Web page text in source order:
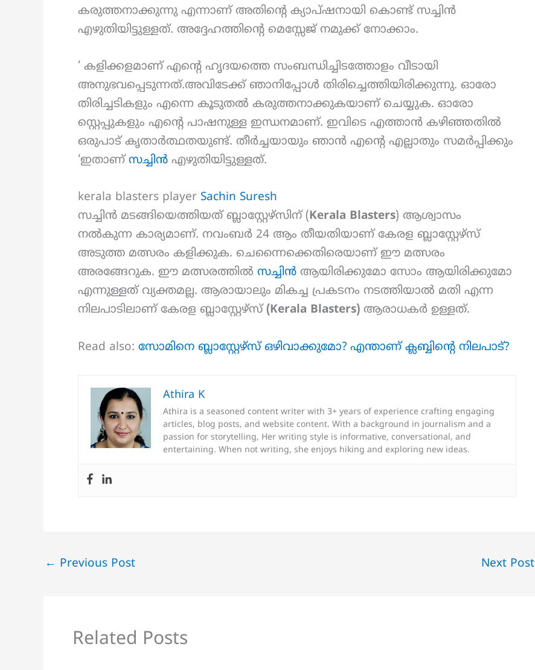
കരുത്തനാക്കുന്നു എന്നാണ് അതിന്റെ ക്യാപ്ഷനായി കൊണ്ട് സച്ചിൻ
എഴുതിയിട്ടുള്ളത്. അദ്ദേഹത്തിന്റെ മെസ്സേജ് നമുക്ക് നോക്കാം.
‘ കളിക്കളമാണ് എന്റെ ഹൃദയത്തെ സംബന്ധിച്ചിടത്തോളം വീടായി
അനുഭവപ്പെടുന്നത്.അവിടേക്ക് ഞാനിപ്പോൾ തിരിച്ചെത്തിയിരിക്കുന്നു. ഓരോ
തിരിച്ചടികളും എന്നെ കൂടുതൽ കരുത്തനാക്കുകയാണ് ചെയ്യുക. ഓരോ
സ്റ്റെപ്പുകളും എന്റെ പാഷനുള്ള ഇന്ധനമാണ്. ഇവിടെ എത്താൻ കഴിഞ്ഞതിൽ
ഒരുപാട് കൃതാർത്ഥതയുണ്ട്. തീർച്ചയായും ഞാൻ എന്റെ എല്ലാതും സമർപ്പിക്കും
‘ഇതാണ് സച്ചിൻ എഴുതിയിട്ടുള്ളത്.
kerala blasters player Sachin Suresh
സച്ചിൻ മടങ്ങിയെത്തിയത് ബ്ലാസ്റ്റേഴ്സിന് (Kerala Blasters) ആശ്വാസം
നൽകുന്ന കാര്യമാണ്. നവംബർ 24 ആം തീയതിയാണ് കേരള ബ്ലാസ്റ്റേഴ്സ്
അടുത്ത മത്സരം കളിക്കുക. ചെന്നൈക്കെതിരെയാണ് ഈ മത്സരം
അരങ്ങേറുക. ഈ മത്സരത്തിൽ സച്ചിൻ ആയിരിക്കുമോ സോം ആയിരിക്കുമോ
എന്നുള്ളത് വ്യക്തമല്ല. ആരായാലും മികച്ച പ്രകടനം നടത്തിയാൽ മതി എന്ന
നിലപാടിലാണ് കേരള ബ്ലാസ്റ്റേഴ്സ് (Kerala Blasters) ആരാധകർ ഉള്ളത്.
Read also: സോമിനെ ബ്ലാസ്റ്റേഴ്സ് ഒഴിവാക്കുമോ? എന്താണ് ക്ലബ്ബിന്റെ നിലപാട്?
Athira K
Athira is a seasoned content writer with 3+ years of experience crafting engaging
articles, blog posts, and website content. With a background in journalism and a
passion for storytelling, Her writing style is informative, conversational, and
entertaining. When not writing, she enjoys hiking and exploring new ideas.
← Previous Post Next Post
Related Posts